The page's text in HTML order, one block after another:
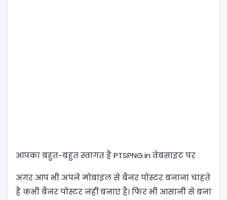
आपका बहुत-बहुत स्वागत है PTSPNG.in वेबसाइट पर
अगर आप भी अपने मोबाइल से बैनर पोस्टर बनाना चाहते
हैं कभी बैनर पोस्टर नहीं बनाए है। फिर भी आसानी से बना